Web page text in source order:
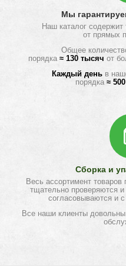
Мы
Наш каталог
от прямых
Общее
порядка≈ 130 тысяч от
Каждый деньв
порядка≈
Сборка и
Весь ассортимент
тщательно проверяются
согласовываются и
Все наши клиенты